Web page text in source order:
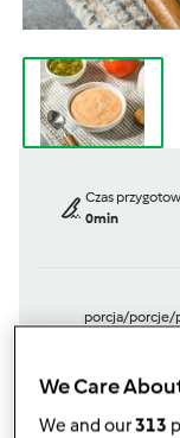
Czas
0min
porcja/porcje/
We Care
We and our313